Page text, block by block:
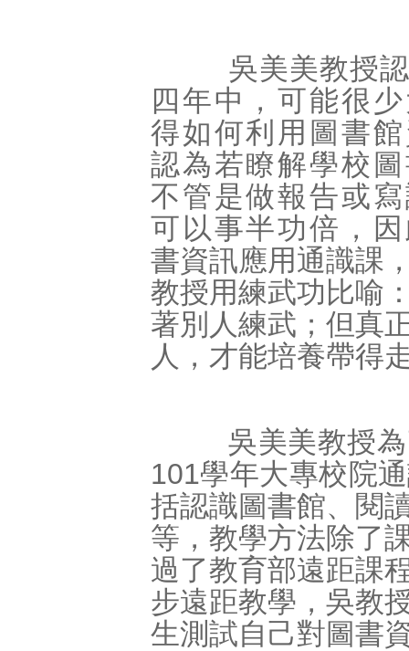
吳美美教授認
四年中，可能很
得如何利用圖書
認為若瞭解學校
不管是做報告或
可以事半功倍，
書資訊應用通識課
教授用練武功比喻
著別人練武；但真
人，才能培養帶得
吳美美教授為
101學年大專校院
括認識圖書館、閱
等，教學方法除了
過了教育部遠距課
步遠距教學，吳教
生測試自己對圖書